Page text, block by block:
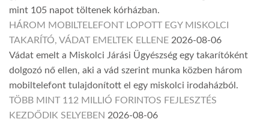
mint 105 napot töltenek kórházban.
HÁROM MOBILTELEFONT LOPOTT EGY MISKOLCI
TAKARÍTÓ, VÁDAT EMELTEK ELLENE 2026-08-06
Vádat emelt a Miskolci Járási Ügyészség egy takarítóként
dolgozó nő ellen, aki a vád szerint munka közben három
mobiltelefont tulajdonított el egy miskolci irodaházból.
TÖBB MINT 112 MILLIÓ FORINTOS FEJLESZTÉS
KEZDŐDIK SELYEBEN 2026-08-06